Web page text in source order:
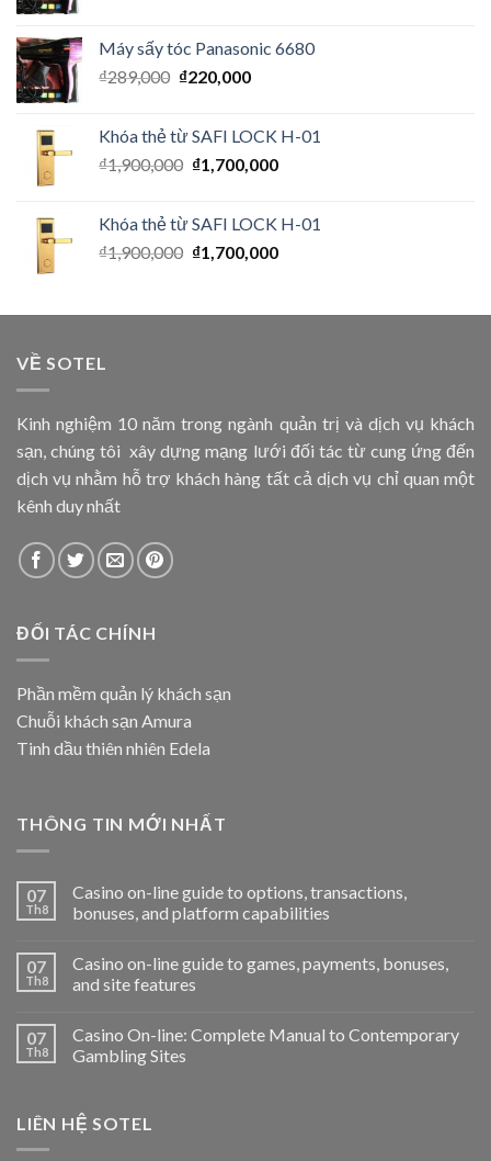
Máy sấy tóc Panasonic 6680
₫289,000 ₫220,000
Khóa thẻ từ SAFI LOCK H-01
₫1,900,000 ₫1,700,000
Khóa thẻ từ SAFI LOCK H-01
₫1,900,000 ₫1,700,000
VỀ SOTEL
Kinh nghiệm 10 năm trong ngành quản trị và dịch vụ khách
sạn, chúng tôi xây dựng mạng lưới đối tác từ cung ứng đến
dịch vụ nhằm hỗ trợ khách hàng tất cả dịch vụ chỉ quan một
kênh duy nhất
ĐỐI TÁC CHÍNH
Phần mềm quản lý khách sạn
Chuỗi khách sạn Amura
Tinh dầu thiên nhiên Edela
THÔNG TIN MỚI NHẤT
07
Th8
Casino on-line guide to options, transactions,
bonuses, and platform capabilities
07
Th8
Casino on-line guide to games, payments, bonuses,
and site features
07
Th8
Casino On-line: Complete Manual to Contemporary
Gambling Sites
LIÊN HỆ SOTEL